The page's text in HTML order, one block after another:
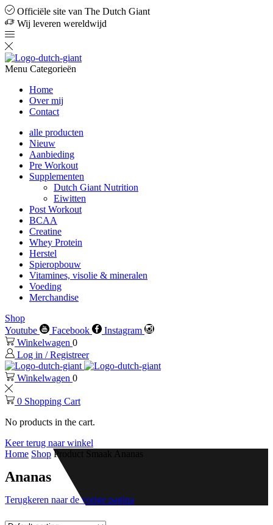
Officiële site van The Dutch Giant
Wij leveren wereldwijd
Menu Categorieën
Home
Over mij
Contact
alle producten
Nieuw
Aanbieding
Pre Workout
Supplementen
Dutch Giant Nutrition
Eiwitten
Post Workout
BCAA
Creatine
Whey Protein
Herstel
Spieropbouw
Vitamines, visolie & mineralen
Voeding
Merchandise
Shop
Youtube
Facebook
Instagram
Winkelwagen 0
Log in / Registreer
Winkelwagen 0
0 Shopping Cart
No products in the cart.
Keer terug naar winkel
Home Shop Product Smaak Ananas
Ananas
Terugkeren naar de vorige pagina